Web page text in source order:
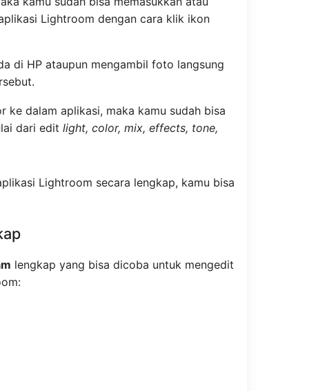
Lightroom dengan cara klik ikon
di HP ataupun mengambil foto langsung
ke dalam aplikasi, maka kamu sudah bisa
dari edit light, color, mix, effects, tone,
Lightroom secara lengkap, kamu bisa
lengkap yang bisa dicoba untuk mengedit